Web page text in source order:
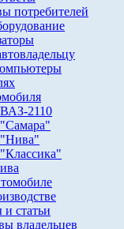
потребителей
2110
"Нива"
и статьи
владельцев